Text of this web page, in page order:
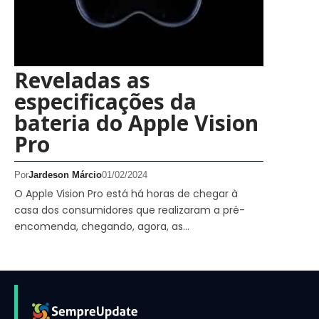
Reveladas as
especificações da
bateria do Apple Vision
Pro
PorJardeson Márcio01/02/2024
O Apple Vision Pro está há horas de chegar à
casa dos consumidores que realizaram a pré-
encomenda, chegando, agora, as…